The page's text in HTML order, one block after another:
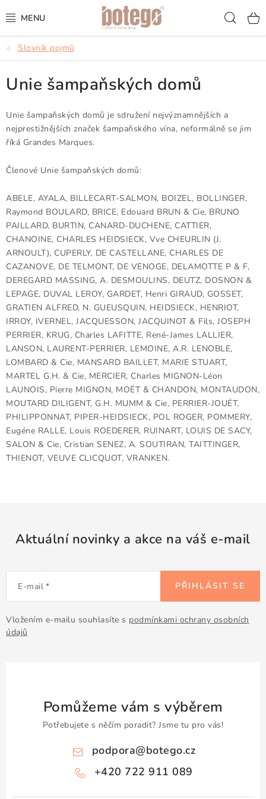
na
KÁVA
FRAPPÉ
VÍNA
ŠUMIVÁ VÍNA
KOKTEJLY & APERITIVY
ČAJ & ČOKOLÁDA
PŘÍSLUŠENSTVÍ
Doprava a platba
Obchodní podmínky
Podmínky ochrany osobních údajů
Hodnocení obchodu
Kontakty
O nás Velkoobchod
Slovník pojmů
Unie šampaňských domů
Unie šampaňských domů je sdružení nejvýznamnějších a
nejprestižnějších značek šampaňského vína, neformálně se jim
říká Grandes Marques.
Členové Unie šampaňských domů:
ABELE, AYALA, BILLECART-SALMON, BOIZEL, BOLLINGER,
Raymond BOULARD, BRICE, Edouard BRUN & Cie, BRUNO
PAILLARD, BURTIN, CANARD-DUCHENE, CATTIER,
CHANOINE, CHARLES HEIDSIECK, Vve CHEURLIN (J.
ARNOULT), CUPERLY, DE CASTELLANE, CHARLES DE
CAZANOVE, DE TELMONT, DE VENOGE, DELAMOTTE P & F,
DEREGARD MASSING, A. DESMOULINS, DEUTZ, DOSNON &
LEPAGE, DUVAL LEROY, GARDET, Henri GIRAUD, GOSSET,
GRATIEN ALFRED, N. GUEUSQUIN, HEIDSIECK, HENRIOT,
IRROY, IVERNEL, JACQUESSON, JACQUINOT & Fils, JOSEPH
PERRIER, KRUG, Charles LAFITTE, René-James LALLIER,
LANSON, LAURENT-PERRIER, LEMOINE, A.R. LENOBLE,
LOMBARD & Cie, MANSARD BAILLET, MARIE STUART,
MARTEL G.H. & Cie, MERCIER, Charles MIGNON-Léon
LAUNOIS, Pierre MIGNON, MOËT & CHANDON, MONTAUDON,
MOUTARD DILIGENT, G.H. MUMM & Cie, PERRIER-JOUËT,
PHILIPPONNAT, PIPER-HEIDSIECK, POL ROGER, POMMERY,
Eugéne RALLE, Louis ROEDERER, RUINART, LOUIS DE SACY,
SALON & Cie, Cristian SENEZ, A. SOUTIRAN, TAITTINGER,
THIENOT, VEUVE CLICQUOT, VRANKEN.
Aktuální novinky a akce na váš e-mail
E-mail
Vložením e-mailu souhlasíte s podmínkami ochrany osobních
údajů
PŘIHLÁSIT SE
Pomůžeme vám s výběrem
Potřebujete s něčím poradit? Jsme tu pro vás!
podpora@botego.cz
+420 722 911 089